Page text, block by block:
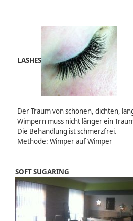
LASHES
Der Traum von schönen, dichten,
Wimpern muss nicht länger ein
Die Behandlung ist schmerzfrei.
Methode: Wimper auf Wimper
SOFT SUGARING